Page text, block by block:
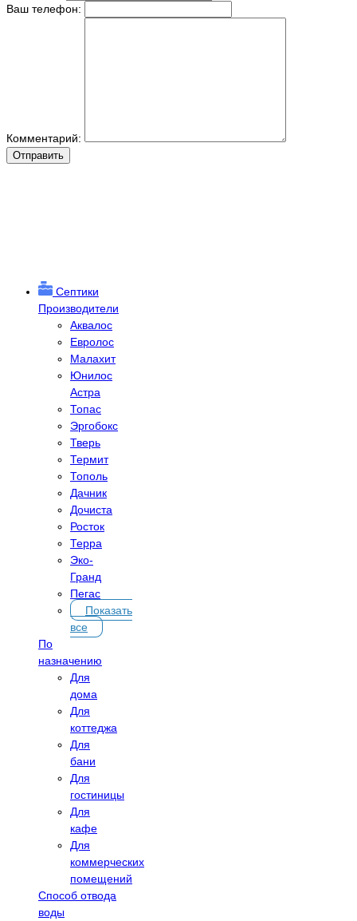
Ваш телефон:
Комментарий:
Отправить
Септики
Производители
Аквалос
Евролос
Малахит
Юнилос
Астра
Топас
Эргобокс
Тверь
Термит
Тополь
Дачник
Дочиста
Росток
Терра
Эко-
Гранд
Пегас
Показать
все
По
назначению
Для
дома
Для
коттеджа
Для
бани
Для
гостиницы
Для
кафе
Для
коммерческих
помещений
Способ отвода
воды